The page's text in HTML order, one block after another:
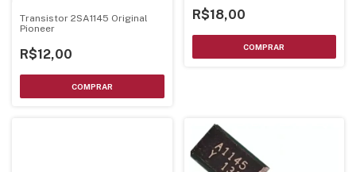
Transistor 2SA1145 Original
Pioneer
R$12,00
R$18,00